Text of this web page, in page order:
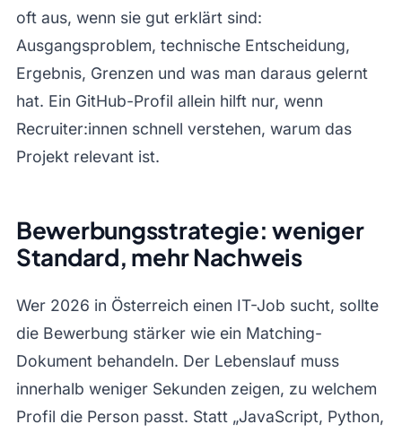
oft aus, wenn sie gut erklärt sind:
Ausgangsproblem, technische Entscheidung,
Ergebnis, Grenzen und was man daraus gelernt
hat. Ein GitHub-Profil allein hilft nur, wenn
Recruiter:innen schnell verstehen, warum das
Projekt relevant ist.
Bewerbungsstrategie: weniger
Standard, mehr Nachweis
Wer 2026 in Österreich einen IT-Job sucht, sollte
die Bewerbung stärker wie ein Matching-
Dokument behandeln. Der Lebenslauf muss
innerhalb weniger Sekunden zeigen, zu welchem
Profil die Person passt. Statt „JavaScript, Python,